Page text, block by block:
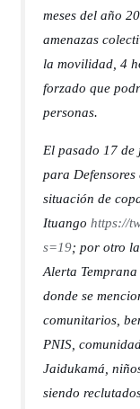
meses del año
amenazas
la movilidad, 4
forzado que
personas.
El pasado 17 de
para
situación de
Ituango https://
s=19; por otro
Alerta
donde se
comunitarios,
PNIS,
Jaidukamá,
siendo